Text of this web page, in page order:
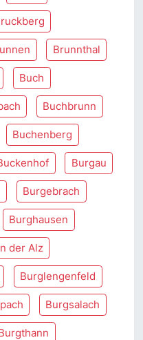
Brunnthal
Buch
Buchbrunn
Buchenberg
Burgau
Burgebrach
Burghausen
der Alz
Burglengenfeld
Burgsalach